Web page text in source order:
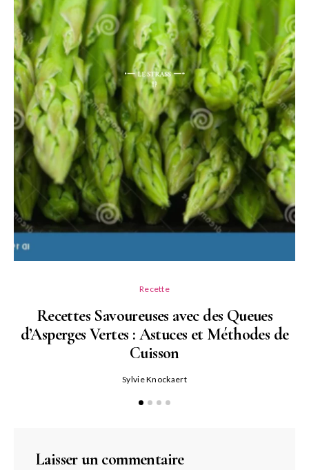
Recette
Recettes Savoureuses avec des Queues
d’Asperges Vertes : Astuces et Méthodes de
Cuisson
Sylvie Knockaert
Laisser un commentaire